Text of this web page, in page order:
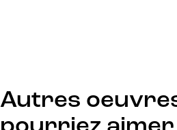
Autres